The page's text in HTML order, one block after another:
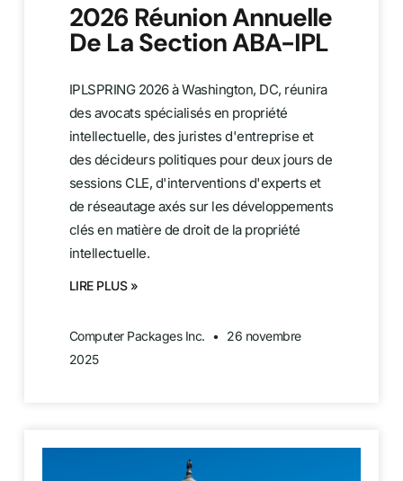
2026 Réunion Annuelle
De La Section ABA-IPL
IPLSPRING 2026 à Washington, DC, réunira
des avocats spécialisés en propriété
intellectuelle, des juristes d'entreprise et
des décideurs politiques pour deux jours de
sessions CLE, d'interventions d'experts et
de réseautage axés sur les développements
clés en matière de droit de la propriété
intellectuelle.
LIRE PLUS »
Computer Packages Inc.
26 novembre
2025